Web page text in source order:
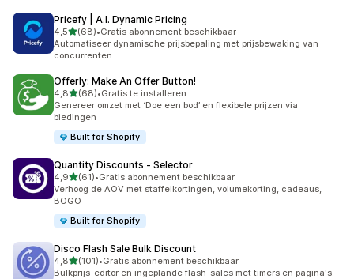
Pricefy | A.I. Dynamic Pricing
4,5van 5 sterren
(68)
68 recensies in totaal
•Gratis abonnement beschikbaar
Automatiseer dynamische prijsbepaling met prijsbewaking van
concurrenten.
Offerly: Make An Offer Button!
4,8van 5 sterren
(68)
68 recensies in totaal
•Gratis te installeren
Genereer omzet met ‘Doe een bod’ en flexibele prijzen via
biedingen
Built for Shopify
Quantity Discounts ‑ Selector
4,9van 5 sterren
(61)
61 recensies in totaal
•Gratis abonnement beschikbaar
Verhoog de AOV met staffelkortingen, volumekorting, cadeaus,
BOGO
Built for Shopify
Disco Flash Sale Bulk Discount
4,8van 5 sterren
(101)
101 recensies in totaal
•Gratis abonnement beschikbaar
Bulkprijs-editor en ingeplande flash-sales met timers en pagina's.